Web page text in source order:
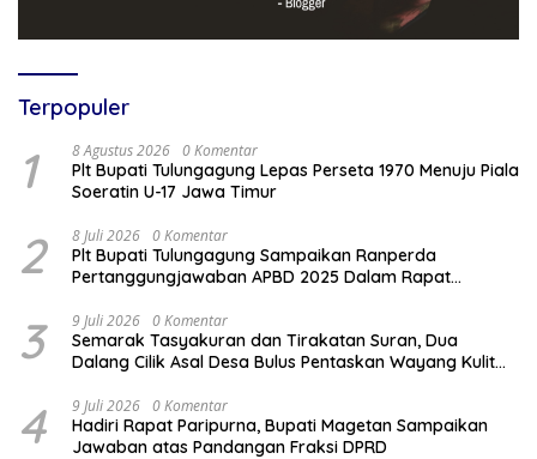
Terpopuler
1 8 Agustus 2026 0 Komentar
Plt Bupati Tulungagung Lepas Perseta 1970 Menuju Piala
Soeratin U-17 Jawa Timur
2 8 Juli 2026 0 Komentar
Plt Bupati Tulungagung Sampaikan Ranperda
Pertanggungjawaban APBD 2025 Dalam Rapat
3 9 Juli 2026 0 Komentar
Semarak Tasyakuran dan Tirakatan Suran, Dua
Dalang Cilik Asal Desa Bulus Pentaskan Wayang Kulit
4 9 Juli 2026 0 Komentar
Hadiri Rapat Paripurna, Bupati Magetan Sampaikan
Jawaban atas Pandangan Fraksi DPRD